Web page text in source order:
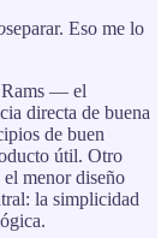
separar. Eso me lo
Rams — el
directa de buena
de buen
útil. Otro
menor diseño
la simplicidad